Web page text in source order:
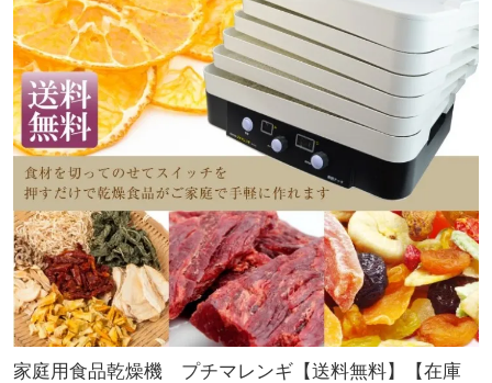
家庭用食品乾燥機 プチマレンギ【送料無料】【在庫